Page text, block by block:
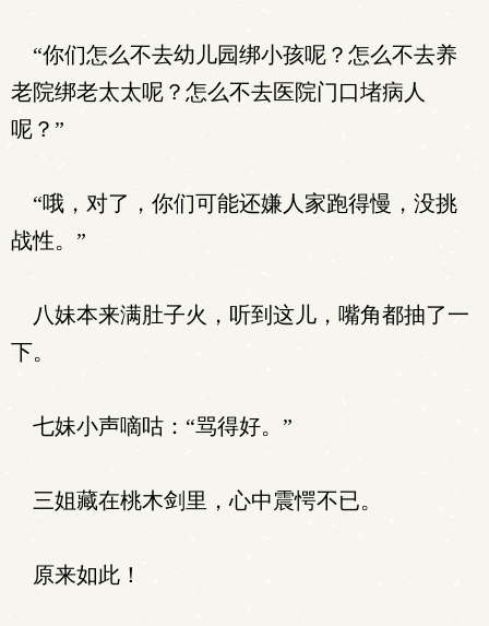
“你们怎么不去幼儿园绑小孩呢？怎么不去养
老院绑老太太呢？怎么不去医院门口堵病人
呢？”
“哦，对了，你们可能还嫌人家跑得慢，没挑
战性。”
八妹本来满肚子火，听到这儿，嘴角都抽了一
下。
七妹小声嘀咕：“骂得好。”
三姐藏在桃木剑里，心中震愕不已。
原来如此！